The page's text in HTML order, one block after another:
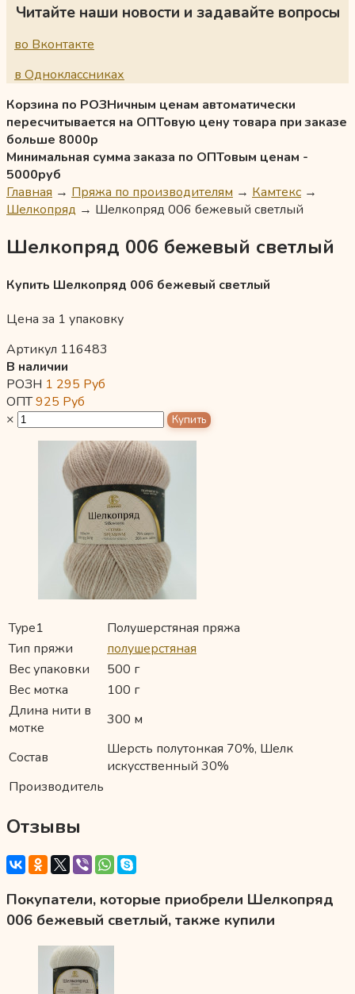
Читайте наши новости и задавайте вопросы
во Вконтакте
в Одноклассниках
Корзина по РОЗНичным ценам автоматически
пересчитывается на ОПТовую цену товара при заказе
больше 8000р
Минимальная сумма заказа по ОПТовым ценам -
5000руб
Главная → Пряжа по производителям → Камтекс →
Шелкопряд → Шелкопряд 006 бежевый светлый
Шелкопряд 006 бежевый светлый
Купить Шелкопряд 006 бежевый светлый
Цена за 1 упаковку
Артикул 116483
В наличии
РОЗН 1 295 Руб
ОПТ925 Руб
×
Type1
Полушерстяная пряжа
Тип пряжи
полушерстяная
Вес упаковки
500 г
Вес мотка
100 г
Длина нити в
мотке
300 м
Состав
Шерсть полутонкая 70%, Шелк
искусственный 30%
Производитель
Отзывы
Покупатели, которые приобрели Шелкопряд
006 бежевый светлый, также купили